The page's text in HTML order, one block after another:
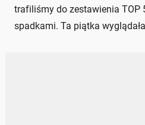
trafiliśmy do zestawienia TOP
spadkami. Ta piątka